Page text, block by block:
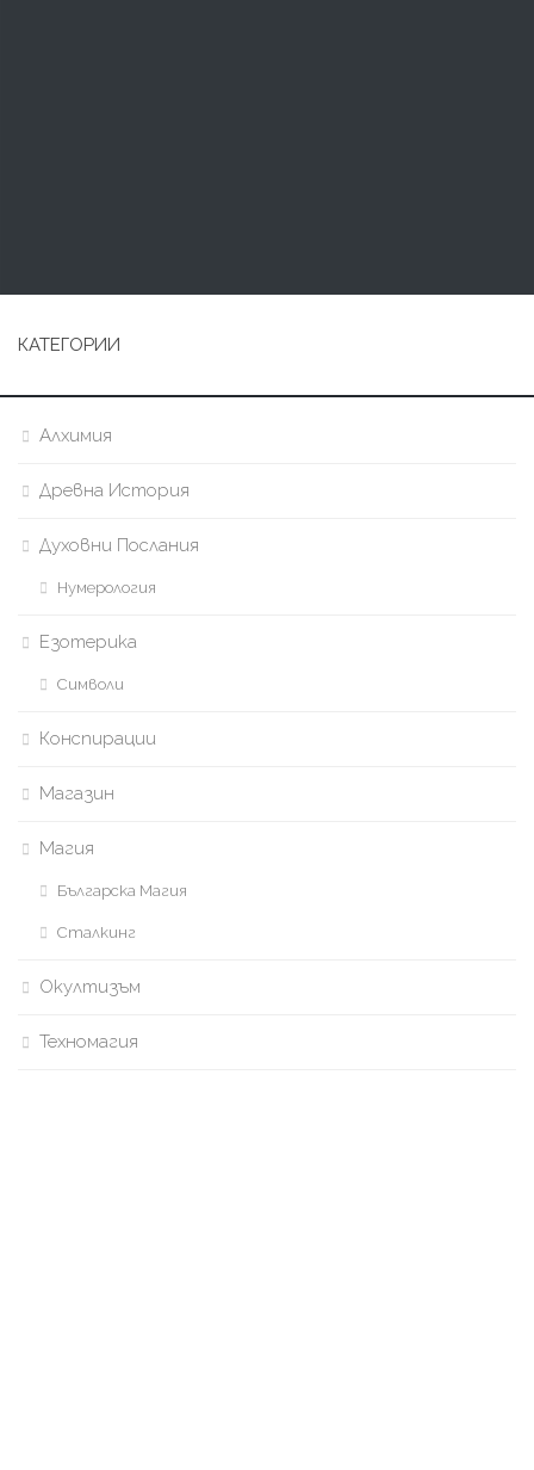
КАТЕГОРИИ
Алхимия
Древна История
Духовни Послания
Нумерология
Езотерика
Символи
Конспирации
Магазин
Магия
Българска Магия
Сталкинг
Окултизъм
Техномагия